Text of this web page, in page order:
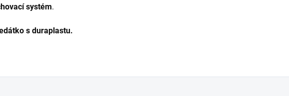
systém.
s duraplastu.